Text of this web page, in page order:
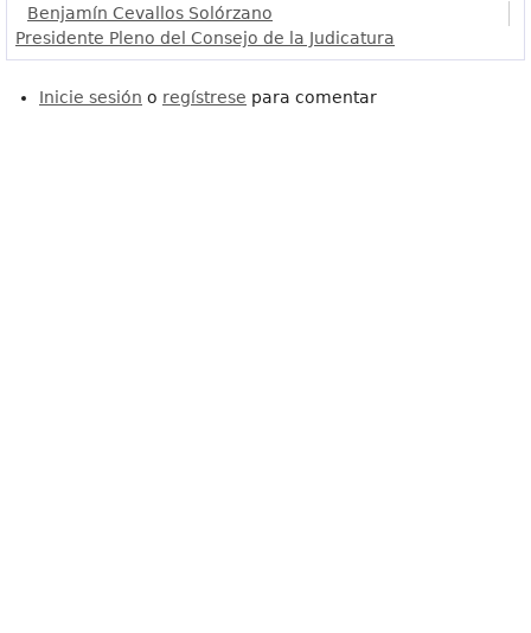
Benjamín Cevallos Solórzano
Presidente Pleno del Consejo de la Judicatura
Inicie sesión o regístrese para comentar